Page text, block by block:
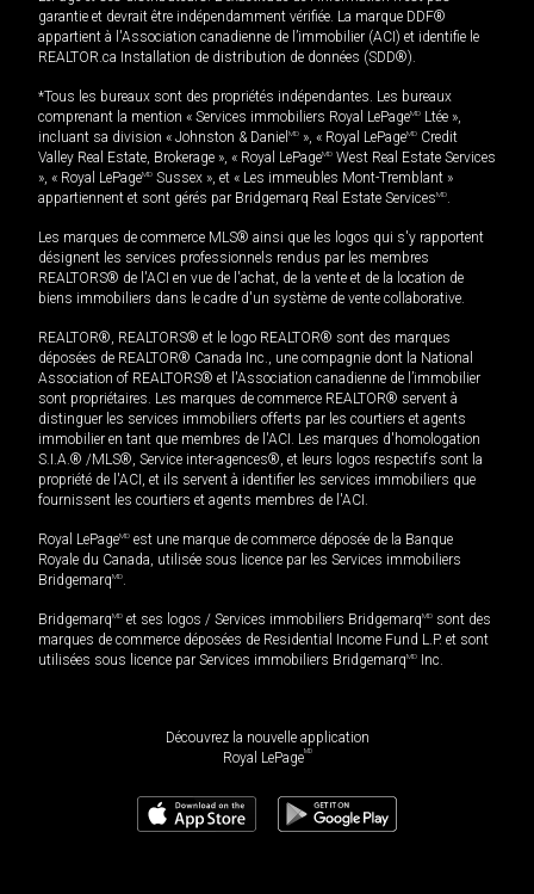
garantie et devrait être indépendamment vérifiée. La marque DDF®
appartient à l'Association canadienne de l’immobilier (ACI) et identifie le
REALTOR.ca Installation de distribution de données (SDD®).
*Tous les bureaux sont des propriétés indépendantes. Les bureaux
comprenant la mention « Services immobiliers Royal LePageMD Ltée »,
incluant sa division « Johnston & Daniel MD », « Royal LePageMD Credit
Valley Real Estate, Brokerage », « Royal LePageMD West Real Estate Services
», « Royal LePageMD Sussex », et « Les immeubles Mont-Tremblant »
appartiennent et sont gérés par Bridgemarq Real Estate ServicesMD
Les marques de commerce MLS® ainsi que les logos qui s'y rapportent
désignent les services professionnels rendus par les membres
REALTORS® de l'ACI en vue de l'achat, de la vente et de la location de
biens immobiliers dans le cadre d'un système de vente collaborative.
REALTOR®, REALTORS® et le logo REALTOR® sont des marques
déposées de REALTOR® Canada Inc., une compagnie dont la National
Association of REALTORS® et l'Association canadienne de l’immobilier
sont propriétaires. Les marques de commerce REALTOR® servent à
distinguer les services immobiliers offerts par les courtiers et agents
immobilier en tant que membres de l'ACI. Les marques d'homologation
S.I.A.® /MLS®, Service inter-agences®, et leurs logos respectifs sont la
propriété de l'ACI, et ils servent à identifier les services immobiliers que
fournissent les courtiers et agents membres de l'ACI.
Royal LePageMD est une marque de commerce déposée de la Banque
Royale du Canada, utilisée sous licence par les Services immobiliers
BridgemarqMD
BridgemarqMD et ses logos / Services immobiliers BridgemarqMD sont des
marques de commerce déposées de Residential Income Fund L.P. et sont
utilisées sous licence par Services immobiliers BridgemarqMD Inc.
Découvrez la nouvelle application
Royal LePageMD